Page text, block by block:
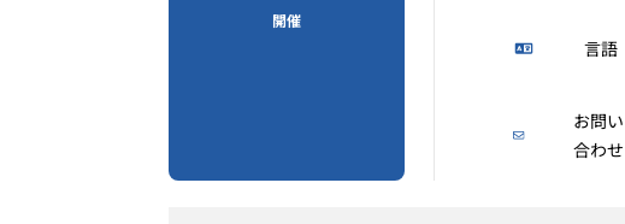
開催
言語
お問い
合わせ